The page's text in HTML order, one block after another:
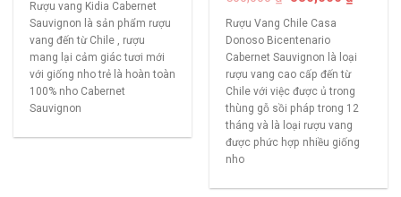
Rượu vang Kidia Cabernet
Sauvignon là sản phẩm rượu
vang đến từ Chile , rượu
mang lại cảm giác tươi mới
với giống nho trẻ là hoàn toàn
100% nho Cabernet
Sauvignon
Rượu Vang Chile Casa
Donoso Bicentenario
Cabernet Sauvignon là loại
rượu vang cao cấp đến từ
Chile với việc được ủ trong
thùng gỗ sồi pháp trong 12
tháng và là loại rượu vang
được phức hợp nhiều giống
nho